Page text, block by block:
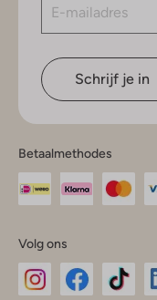
Schrijf je in
Betaalmethodes
Volg ons